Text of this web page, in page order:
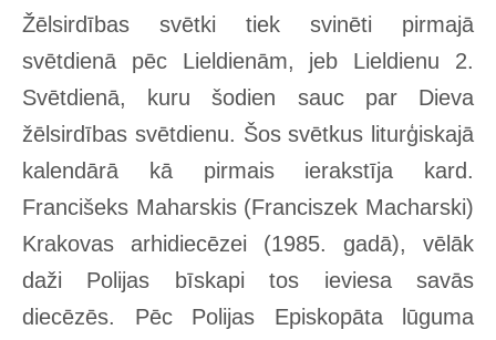
Žēlsirdības svētki tiek svinēti pirmajā
svētdienā pēc Lieldienām, jeb Lieldienu 2.
Svētdienā, kuru šodien sauc par Dieva
žēlsirdības svētdienu. Šos svētkus liturģiskajā
kalendārā kā pirmais ierakstīja kard.
Francišeks Maharskis (Franciszek Macharski)
Krakovas arhidiecēzei (1985. gadā), vēlāk
daži Polijas bīskapi tos ieviesa savās
diecēzēs. Pēc Polijas Episkopāta lūguma